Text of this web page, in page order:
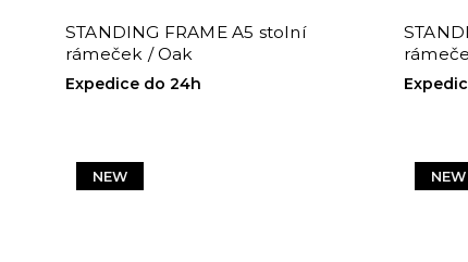
STANDING FRAME A5 stolní
rámeček / Oak
Expedice do 24h
NEW NEW